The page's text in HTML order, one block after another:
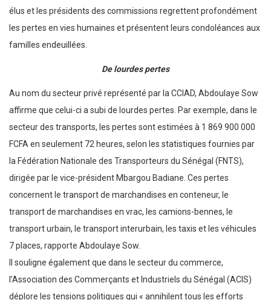
élus et les présidents des commissions regrettent profondément
les pertes en vies humaines et présentent leurs condoléances aux
familles endeuillées.
De lourdes pertes
Au nom du secteur privé représenté par la CCIAD, Abdoulaye Sow
affirme que celui-ci a subi de lourdes pertes. Par exemple, dans le
secteur des transports, les pertes sont estimées à 1 869 900 000
FCFA en seulement 72 heures, selon les statistiques fournies par
la Fédération Nationale des Transporteurs du Sénégal (FNTS),
dirigée par le vice-président Mbargou Badiane. Ces pertes
concernent le transport de marchandises en conteneur, le
transport de marchandises en vrac, les camions-bennes, le
transport urbain, le transport interurbain, les taxis et les véhicules
7 places, rapporte Abdoulaye Sow.
Il souligne également que dans le secteur du commerce,
l’Association des Commerçants et Industriels du Sénégal (ACIS)
déplore les tensions politiques qui « annihilent tous les efforts